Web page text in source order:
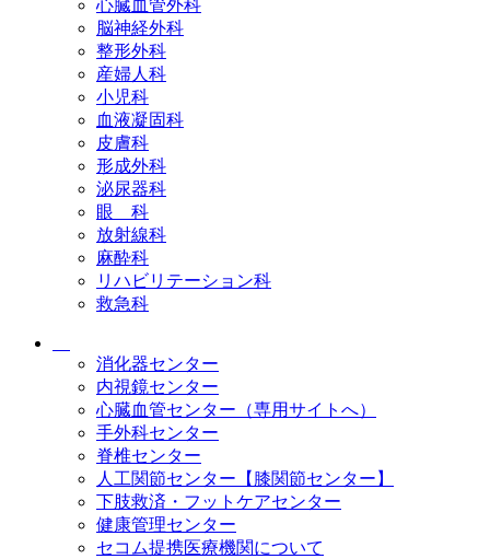
心臓血管外科
脳神経外科
整形外科
産婦人科
小児科
血液凝固科
皮膚科
形成外科
泌尿器科
眼 科
放射線科
麻酔科
リハビリテーション科
救急科
消化器センター
内視鏡センター
心臓血管センター（専用サイトへ）
手外科センター
脊椎センター
人工関節センター【膝関節センター】
下肢救済・フットケアセンター
健康管理センター
セコム提携医療機関について